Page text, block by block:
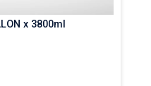
x 3800ml